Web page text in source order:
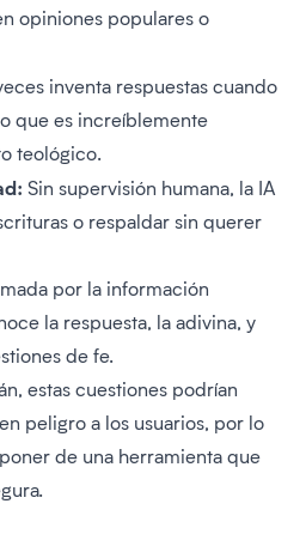
opiniones populares o
inventa respuestas cuando
que es increíblemente
teológico.
Sin supervisión humana, la IA
o respaldar sin querer
por la información
la respuesta, la adivina, y
de fe.
estas cuestiones podrían
peligro a los usuarios, por lo
de una herramienta que